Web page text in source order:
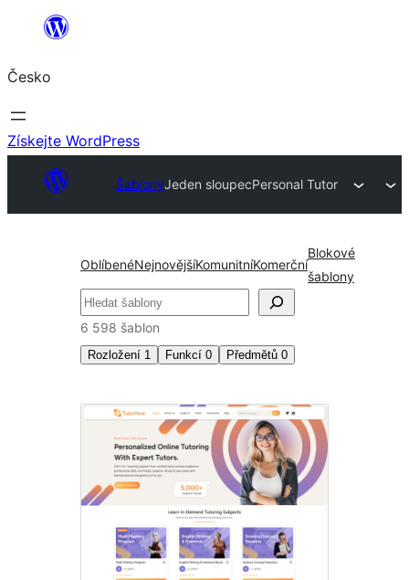
Přeskočit
obsah
Česko
Získejte WordPress
ŠablonyJeden sloupecPersonal Tutor
OblíbenéNejnovějšíKomunitníKomerční
Blokové
šablony
Hledat
6 598 šablon
Rozložení 1 Funkcí 0 Předmětů 0
Jeden
sloupec